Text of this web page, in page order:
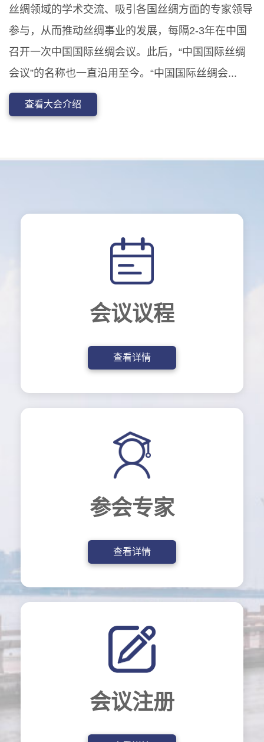
丝绸领域的学术交流、吸引各国丝绸方面的专家领导
参与，从而推动丝绸事业的发展，每隔2-3年在中国
召开一次中国国际丝绸会议。此后，“中国国际丝绸
会议”的名称也一直沿用至今。“中国国际丝绸会...
查看大会介绍
会议议程
查看详情
参会专家
查看详情
会议注册